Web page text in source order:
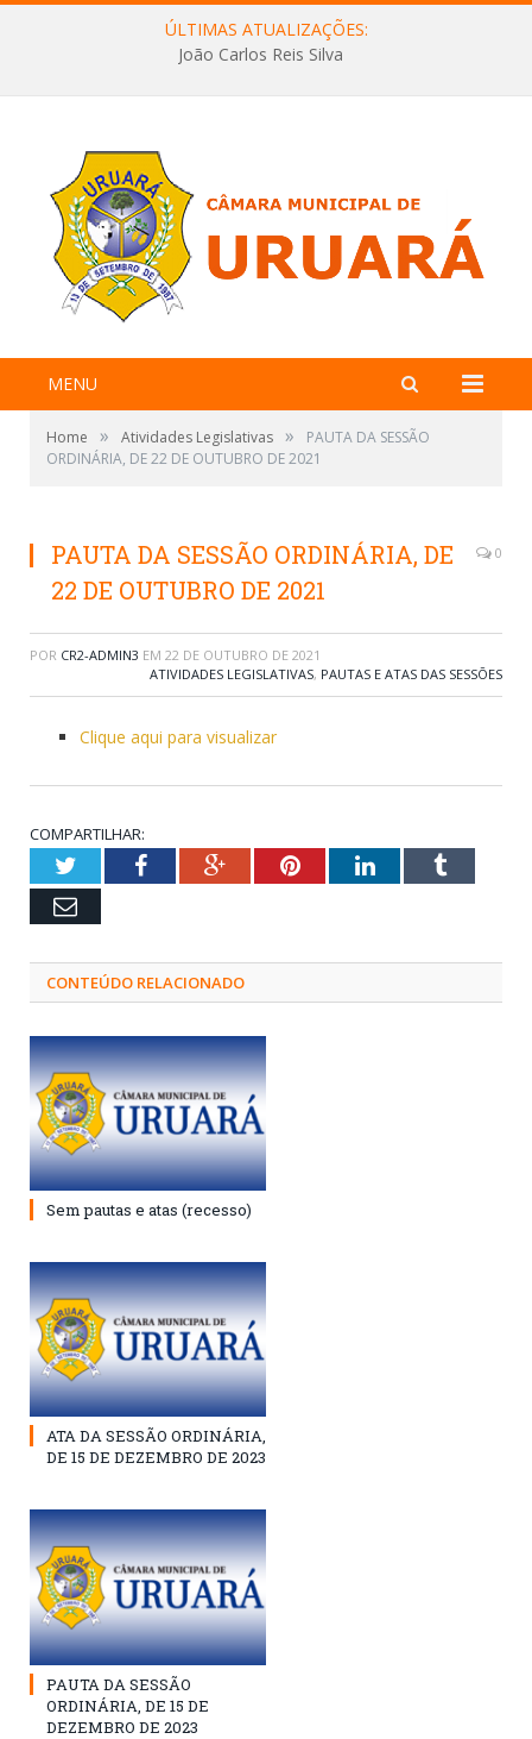
ÚLTIMAS ATUALIZAÇÕES:
João Carlos Reis Silva
MENU
Home » Atividades Legislativas »
PAUTA DA SESSÃO
ORDINÁRIA, DE 22 DE OUTUBRO DE 2021
PAUTA DA SESSÃO ORDINÁRIA, DE
22 DE OUTUBRO DE 2021
0
POR CR2-ADMIN3 EM 22 DE OUTUBRO DE 2021
ATIVIDADES LEGISLATIVAS, PAUTAS E ATAS DAS SESSÕES
Clique aqui para visualizar
COMPARTILHAR:
TwitterFacebookGoogle+PinterestLinkedInTumblr
Email
CONTEÚDO RELACIONADO
Sem pautas e atas (recesso)
ATA DA SESSÃO ORDINÁRIA,
DE 15 DE DEZEMBRO DE 2023
PAUTA DA SESSÃO
ORDINÁRIA, DE 15 DE
DEZEMBRO DE 2023